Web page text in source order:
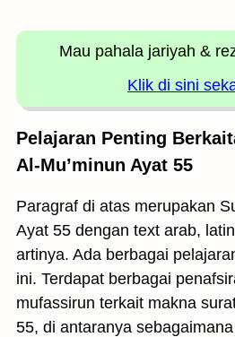
Mau pahala jariyah &
Klik di sini
Pelajaran Penting
Al-Mu’minun Ayat 55
Paragraf di atas merupakan
Ayat 55 dengan text arab,
artinya. Ada berbagai
ini. Terdapat berbagai
mufassirun terkait makna
55, di antaranya